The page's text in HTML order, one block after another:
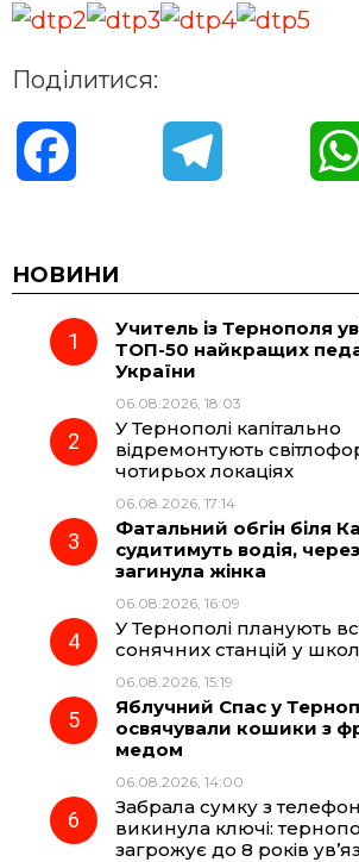
Поділитися:
c
e
o
k
e
r
a
m
НОВИНИ
Учитель із Тернополя
ТОП-50 найкращих
України
06.08.2026, 18:03
У Тернополі капітально
відремонтують
чотирьох локаціях
06.08.2026, 17:14
Фатальний обгін біля
судитимуть водія,
загинула жінка
06.08.2026, 16:09
У Тернополі планують
сонячних станцій у
06.08.2026, 15:19
Яблучний Спас у
освячували кошики з
медом
06.08.2026, 14:00
Забрала сумку з
викинула ключі:
загрожує до 8 років